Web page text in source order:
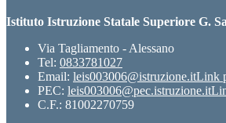
Istituto Istruzione Statale Superiore G.
Via Tagliamento - Alessano
Tel: 0833781027
Email: leis003006@istruzione.itLink
PEC: leis003006@pec.istruzione.it
C.F.: 81002270759